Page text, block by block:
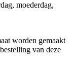
moederdag,
worden gemaakt
van deze